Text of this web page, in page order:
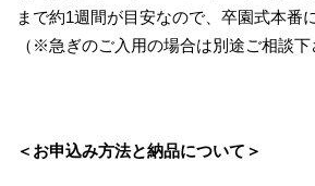
まで約1週間が目安なので、卒園式本番
（※急ぎのご入用の場合は別途ご相談下
＜お申込み方法と納品について＞